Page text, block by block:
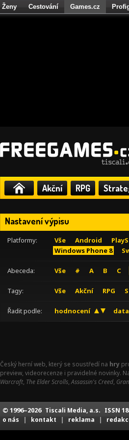
Akční RPG
Nastavení výpisu
Platformy: Vše Android
Windows Phone 8
Abeceda: Vše # A B C
Tagy: Vše Akční RPG
Řadit podle: hodnocení
Český herní web, který se soustředí na hry
preview, videorecenze i pravidelné novinky.
Warcraft, The Elder Scrolls,Assassin's Creed,
Ženy Cestování Games.cz
© 1996–2026 Tiscali Media, a.s. ISSN
o nás | kontakt | reklama |